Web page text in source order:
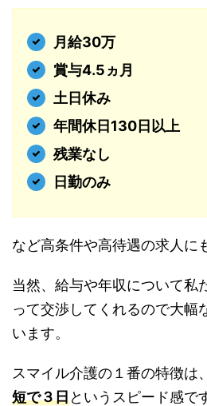
月給30万
賞与4.5ヵ月
土日休み
年間休日130日以上
残業なし
日勤のみ
など高条件や高待遇の求人に
当然、給与や年収について私
って交渉してくれるので大幅
います。
スマイル介護の１番の特徴は
短で３日というスピード感で